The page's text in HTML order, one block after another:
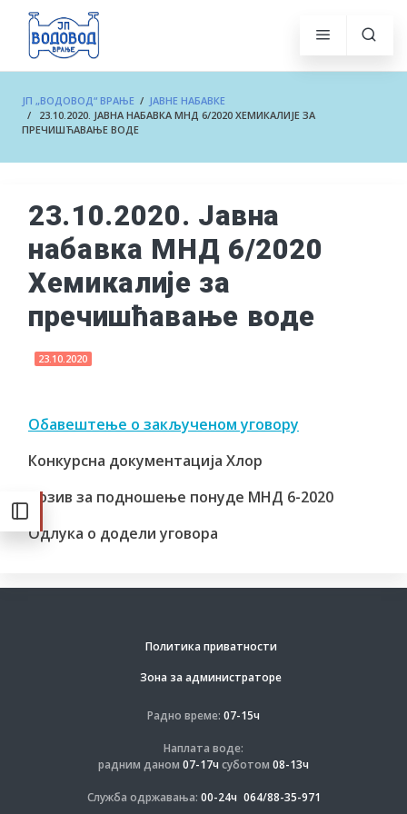
ЈП „ВОДОВОД“ ВРАЊЕ / ЈАВНЕ НАБАВКЕ
/ 23.10.2020. ЈАВНА НАБАВКА МНД 6/2020 ХЕМИКАЛИЈЕ ЗА
ПРЕЧИШЋАВАЊЕ ВОДЕ
23.10.2020. Јавна
набавка МНД 6/2020
Хемикалије за
пречишћавање воде
23.10.2020
Обавештење о закљученом уговору
Конкурсна документација Хлор
Позив за подношење понуде МНД 6-2020
Одлука о додели уговора
Политика приватности
Зона за администраторе
Радно време: 07-15ч
Наплата воде:
радним даном 07-17ч суботом 08-13ч
Служба одржавања: 00-24ч 064/88-35-971